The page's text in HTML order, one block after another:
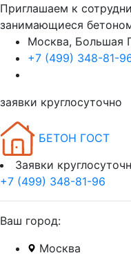
Приглашаем к
занимающиеся
Москва, Большая
+7 (499) 348-81-
заявки круглосуточно
БЕТОН ГОСТ
Заявки
+7 (499) 348-81-96
Ваш город:
Москва